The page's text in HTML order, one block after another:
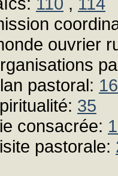
ouvrier
pastoral:
35
consacrée:
pastorale: